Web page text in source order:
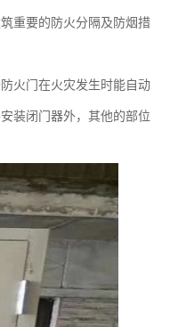
重要的防火分隔及防烟措
火门在火灾发生时能自动
装闭门器外，其他的部位